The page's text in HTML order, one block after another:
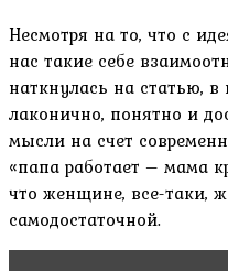
Несмотря на то, что с
нас такие себе
наткнулась на статью,
лаконично, понятно и
мысли на счет
«папа работает – мама
что женщине, все-таки,
самодостаточной.